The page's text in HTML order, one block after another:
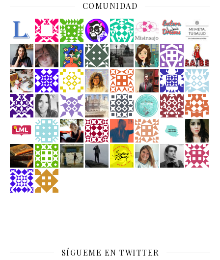
COMUNIDAD
SÍGUEME EN TWITTER